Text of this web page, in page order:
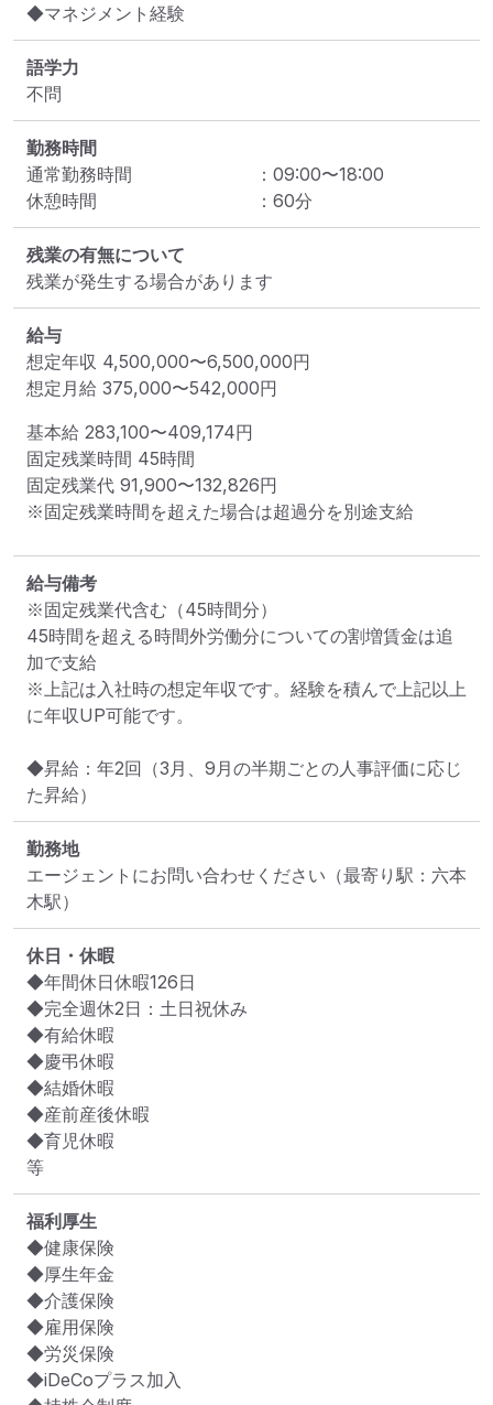
◆マネジメント経験
語学力
不問
勤務時間
通常勤務時間
： 09:00〜18:00
休憩時間
： 60分
残業の有無について
残業が発生する場合があります
給与
想定年収 4,500,000〜6,500,000円
想定月給 375,000〜542,000円
基本給 283,100〜409,174円
固定残業時間 45時間
固定残業代 91,900〜132,826円
※固定残業時間を超えた場合は超過分を別途支給
給与備考
※固定残業代含む（45時間分）
45時間を超える時間外労働分についての割増賃金は追
加で支給
※上記は入社時の想定年収です。経験を積んで上記以上
に年収UP可能です。
◆昇給：年2回（3月、9月の半期ごとの人事評価に応じ
た昇給）
勤務地
エージェントにお問い合わせください （最寄り駅：六本
木駅）
休日・休暇
◆年間休日休暇126日
◆完全週休2日：土日祝休み
◆有給休暇
◆慶弔休暇
◆結婚休暇
◆産前産後休暇
◆育児休暇
等
福利厚生
◆健康保険
◆厚生年金
◆介護保険
◆雇用保険
◆労災保険
◆iDeCoプラス加入